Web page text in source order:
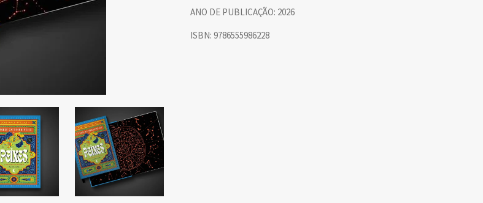
ANO DE PUBLICAÇÃO: 2026
ISBN:9786555986228